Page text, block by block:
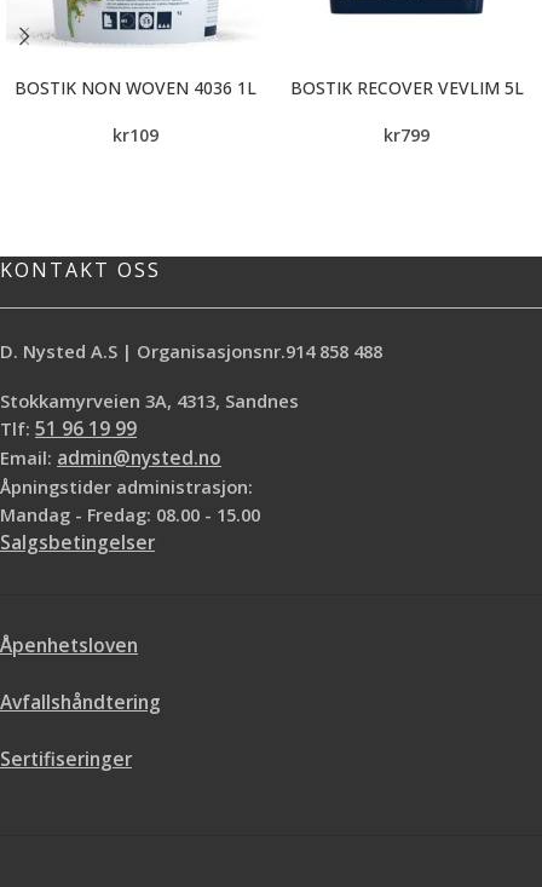
BOSTIK NON WOVEN 4036 1L
kr109
BOSTIK RECOVER VEVLIM 5L
kr799
KONTAKT OSS
D. Nysted A.S | Organisasjonsnr.914 858 488
Stokkamyrveien 3A, 4313, Sandnes
Tlf: 51 96 19 99
Email: admin@nysted.no
Åpningstider administrasjon:
Mandag - Fredag: 08.00 - 15.00
Salgsbetingelser
Åpenhetsloven
Avfallshåndtering
Sertifiseringer